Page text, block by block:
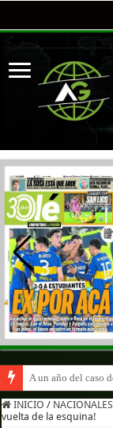
A un año del caso
INICIO / NACIONALES
vuelta de la esquina!